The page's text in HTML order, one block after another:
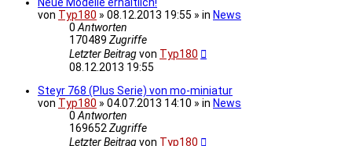
Neue Modelle erhältlich!
von Typ180 » 08.12.2013 19:55 » in News
0Antworten
170489 Zugriffe
Letzter Beitragvon Typ180
08.12.2013 19:55
Steyr 768 (Plus Serie) von mo-miniatur
von Typ180 » 04.07.2013 14:10 » in News
0Antworten
169652Zugriffe
Letzter Beitragvon Typ180